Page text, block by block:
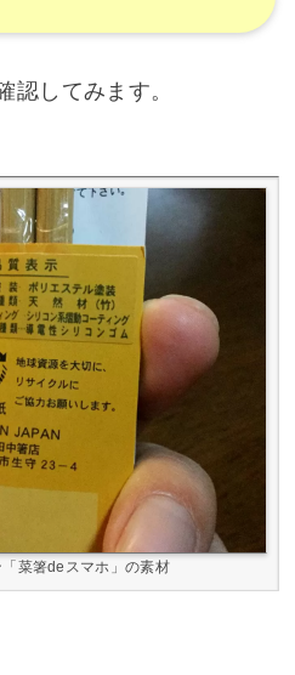
認してみます。
「菜箸deスマホ」の素材